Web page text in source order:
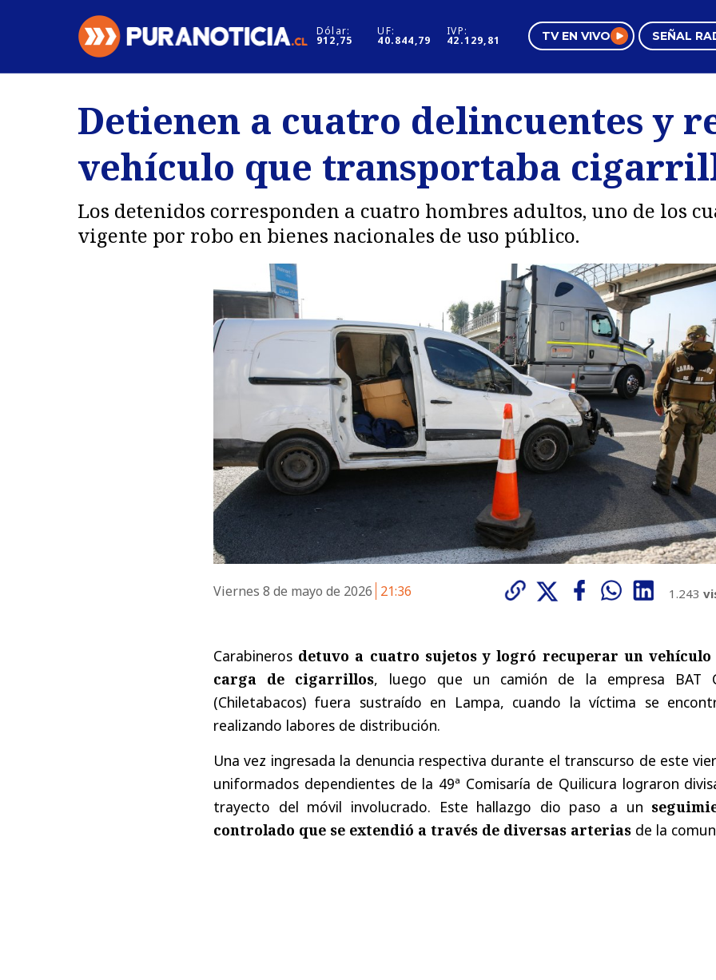
Dólar:
912,75
UF:
40.844,79
IVP:
42.129,81 TV EN VIVO SEÑAL
Regiones
Deportes
Internacional
Motores
Negocios
Pura Mujer
Detienen a cuatro delincuentes y
vehículo que transportaba
Los detenidos corresponden a cuatro hombres adultos, uno de los
vigente por robo en bienes nacionales de uso público.
Viernes 8 de mayo de 2026 21:36 1.243
Carabineros detuvo a cuatro sujetos y logró recuperar un vehículo
carga de cigarrillos, luego que un camión de la empresa BAT
(Chiletabacos) fuera sustraído en Lampa, cuando la víctima se
realizando labores de distribución.
Una vez ingresada la denuncia respectiva durante el transcurso de este
uniformados dependientes de la 49ª Comisaría de Quilicura lograron
trayecto del móvil involucrado. Este hallazgo dio paso a un
controlado que se extendió a través de diversas arterias de la